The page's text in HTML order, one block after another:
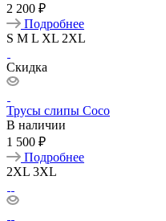
2 200 ₽
Подробнее
S M L XL 2XL
Скидка
Трусы слипы Coco
В наличии
1 500 ₽
Подробнее
2XL 3XL